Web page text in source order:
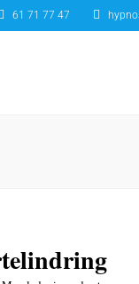
61 71 77 47